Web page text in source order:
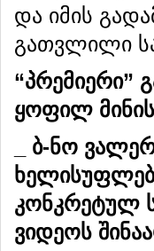
და იმის
გათვლილი
“პრემიერი”
ყოფილ
ბ-ნო
კონკრეტულ
ვიდეოს შინა